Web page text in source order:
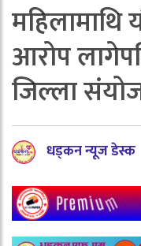
महिलामाथि
आरोप
जिल्ला
धड्कन न्यूज डेस्क